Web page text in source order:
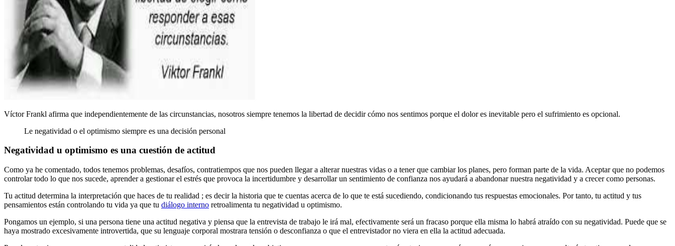
Víctor Frankl afirma que independientemente de las circunstancias, nosotros siempre tenemos la libertad de decidir cómo nos sentimos porque el dolor es inevitable pero el sufrimiento es opcional.
Le negatividad o el optimismo siempre es una decisión personal
Negatividad u optimismo es una cuestión de actitud
Como ya he comentado, todos tenemos problemas, desafíos, contratiempos que nos pueden llegar a alterar nuestras vidas o a tener que cambiar los planes, pero forman parte de la vida. Aceptar que no podemos
controlar todo lo que nos sucede, aprender a gestionar el estrés que provoca la incertidumbre y desarrollar un sentimiento de confianza nos ayudará a abandonar nuestra negatividad y a crecer como personas.
Tu actitud determina la interpretación que haces de tu realidad ; es decir la historia que te cuentas acerca de lo que te está sucediendo, condicionando tus respuestas emocionales. Por tanto, tu actitud y tus
pensamientos están controlando tu vida ya que tu diálogo interno retroalimenta tu negatividad u optimismo.
Pongamos un ejemplo, si una persona tiene una actitud negativa y piensa que la entrevista de trabajo le irá mal, efectivamente será un fracaso porque ella misma lo habrá atraído con su negatividad. Puede que se
haya mostrado excesivamente introvertida, que su lenguaje corporal mostrara tensión o desconfianza o que el entrevistador no viera en ella la actitud adecuada.